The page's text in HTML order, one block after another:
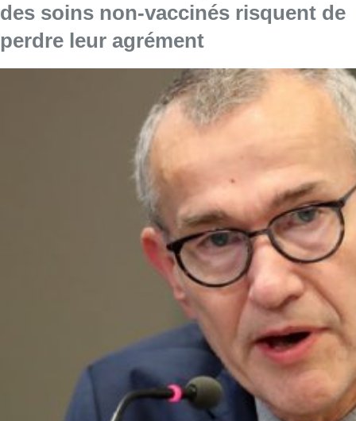
des soins non-vaccinés risquent de
perdre leur agrément